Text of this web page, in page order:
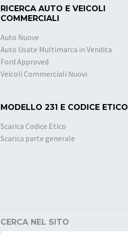
RICERCA AUTO E VEICOLI
COMMERCIALI
Auto Nuove
Auto Usate Multimarca in Vendita
Ford Approved
Veicoli Commerciali Nuovi
MODELLO 231 E CODICE ETICO
Scarica Codice Etico
Scarica parte generale
CERCA NEL SITO